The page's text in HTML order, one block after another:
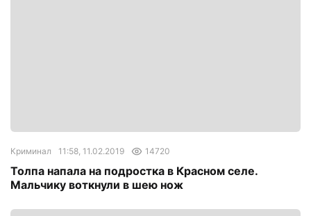
Криминал 11:58, 11.02.2019 14720
Толпа напала на подростка в Красном селе.
Мальчику воткнули в шею нож